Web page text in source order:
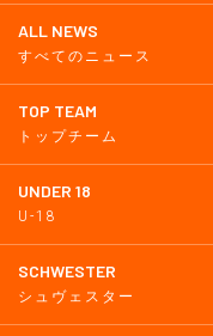
ALL NEWS
すべてのニュース
TOP TEAM
トップチーム
UNDER 18
U-18
SCHWESTER
シュヴェスター